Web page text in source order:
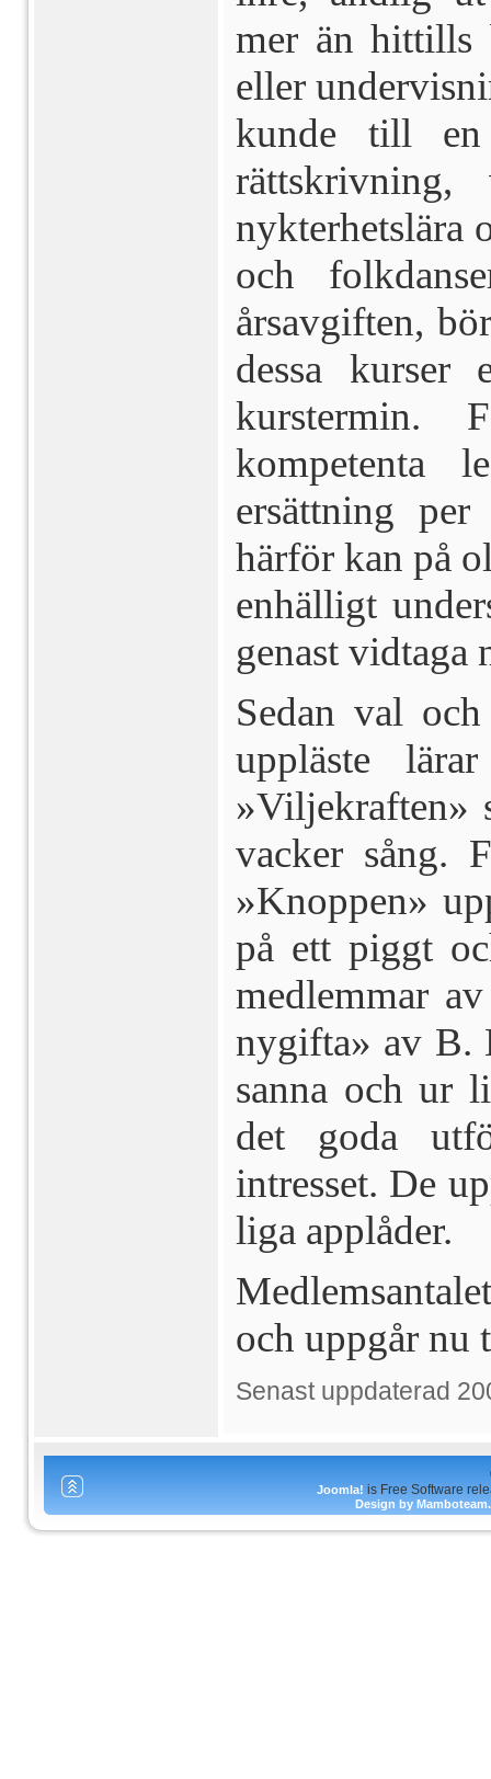
mer än hittills
eller
kunde till en
rättskriv­ning,
nykterhetslära
och
årsavgiften,
dessa
kurstermin.
kompetenta
ersättning
härför kan på
enhäl­ligt
genast vidtaga
Sedan val
uppläste
»Viljekraften»
vacker sång.
»Knoppen»
på ett piggt
medlemmar
nygifta» av B.
sanna och ur
det goda
intresset. De
liga applåder.
och uppgår nu
Senast uppdaterad
Joomla! is Free Software
Design by